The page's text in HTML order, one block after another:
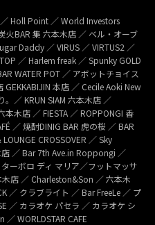
Holl Point ／ World Investors
火BAR 集 六本木店 ／ ベル・オーブ
Daddy ／ VIRUS ／ VIRTUS2 ／
／ Harlem freak ／ Spunky GOLD
WATER POT ／ アボットチョイス
本店 ／ Cecile Aoki New
。／ KRUN SIAM 六本木店 ／
木店 ／ FIESTA ／ ROPPONGI 香
／ 焼酎DINIG BAR 虎の桜 ／ BAR
CROSSOVER ／ Sky
／ Bar 7th Ave.in Roppongi ／
ーボロ ディ マリア／フットマッサ
店 ／ Charleston&Son ／ 六本木
／ クラブライト ／ Bar FreeLe ／ プ
／ カラオケ パセラ ／ カラオケ シ
WORLDSTAR CAFE